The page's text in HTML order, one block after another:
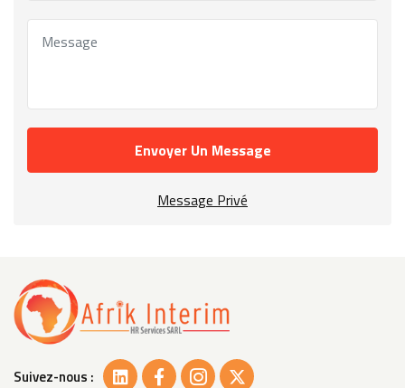
Envoyer Un Message
Message Privé
Suivez-nous :